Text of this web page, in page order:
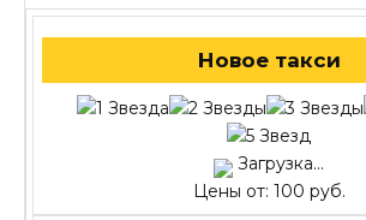
Новое такси
Загрузка...
Цены от: 100 руб.